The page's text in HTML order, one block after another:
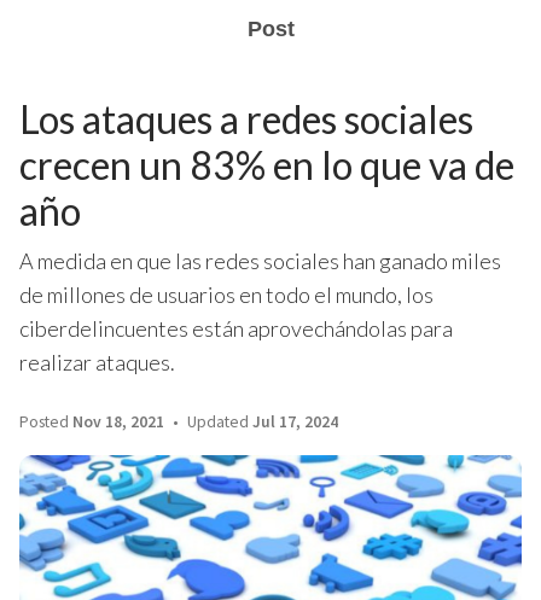
Post
Los ataques a redes sociales
crecen un 83% en lo que va de
año
A medida en que las redes sociales han ganado miles
de millones de usuarios en todo el mundo, los
ciberdelincuentes están aprovechándolas para
realizar ataques.
Posted Nov 18, 2021 Updated Jul 17, 2024